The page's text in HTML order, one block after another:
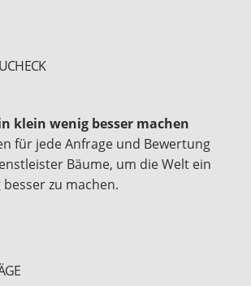
klein wenig besser machen
für jede Anfrage und Bewertung
Bäume, um die Welt ein
zu machen.